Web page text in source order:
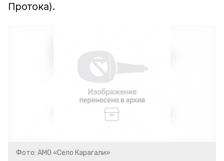
Протока).
Фото: АМО «Село Карагали»